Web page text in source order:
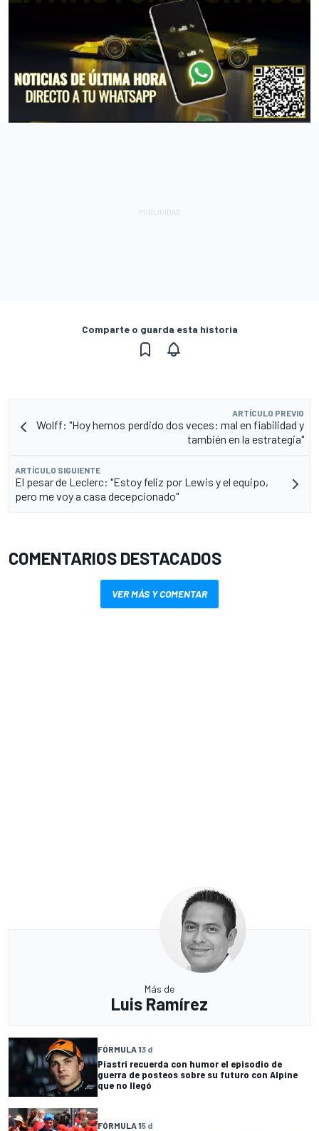
Comparte o guarda esta historia
ARTÍCULO PREVIO
Wolff: "Hoy hemos perdido dos veces: mal en fiabilidad y
también en la estrategia"
ARTÍCULO SIGUIENTE
El pesar de Leclerc: "Estoy feliz por Lewis y el equipo,
pero me voy a casa decepcionado"
COMENTARIOS DESTACADOS
VER MÁS Y COMENTAR
Más de
Luis Ramírez
FÓRMULA 13 d
Piastri recuerda con humor el episodio de
guerra de posteos sobre su futuro con Alpine
que no llegó
FÓRMULA 15 d